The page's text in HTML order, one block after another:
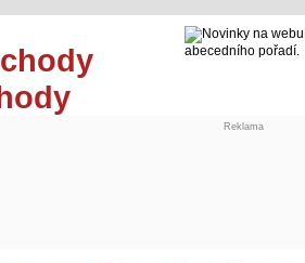
abecedního pořadí.
Reklama